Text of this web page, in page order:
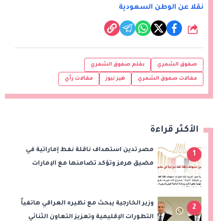
نقلا عن الوطن السعودية
شارك
صفوق الشمري بقلم صفوق الشمري
مقالات صفوق الشمري هير نيوز مقالات رأي
الأكثر قراءة
1
مصر تدين استهداف ناقلة نفط إماراتية في
مضيق هرمز وتؤكد تضامنها مع الإمارات
2
وزير الخارجية يبحث مع نظيره العراقي هاتفياً
التطورات الإقليمية وتعزيز التعاون الثنائي